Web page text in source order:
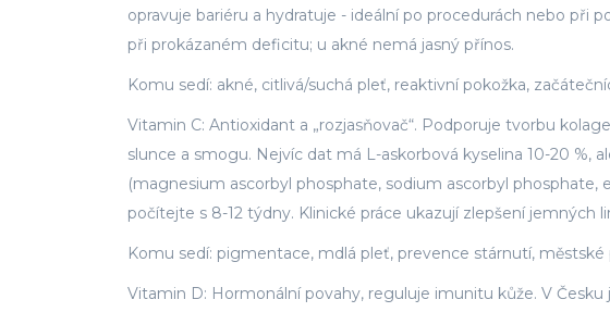
opravuje bariéru a hydratuje - ideální po procedurách nebo při
při prokázaném deficitu; u akné nemá jasný přínos.
Komu sedí: akné, citlivá/suchá pleť, reaktivní pokožka,
Vitamin C: Antioxidant a „rozjasňovač“. Podporuje tvorbu
slunce a smogu. Nejvíc dat má L-askorbová kyselina 10-20 %,
(magnesium ascorbyl phosphate, sodium ascorbyl phosphate,
počítejte s 8-12 týdny. Klinické práce ukazují zlepšení jemných
Komu sedí: pigmentace, mdlá pleť, prevence stárnutí, městské
Vitamin D: Hormonální povahy, reguluje imunitu kůže. V